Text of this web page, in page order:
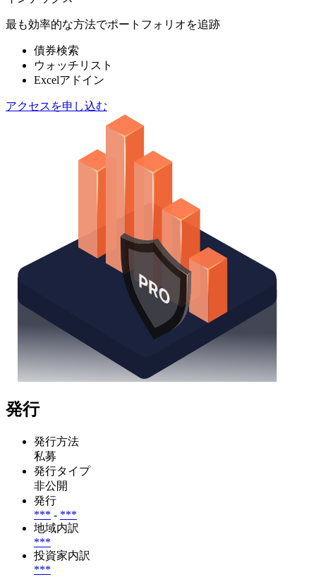
最も効率的な方法でポートフォリオを追跡
債券検索
ウォッチリスト
Excelアドイン
アクセスを申し込む
発行
発行方法
私募
発行タイプ
非公開
発行
*** - ***
地域内訳
***
投資家内訳
***